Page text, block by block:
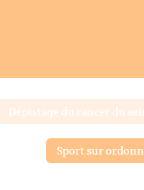
Dépistage du cancer du
Sport sur